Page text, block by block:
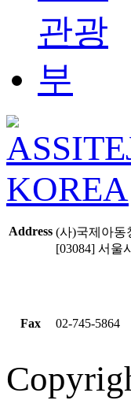
Address (사)국제아동
[03084] 서울
Fax 02-745-5864